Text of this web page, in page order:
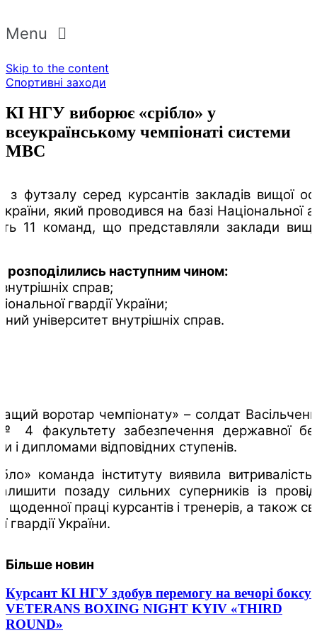
Menu
Skip to the content
Спортивні заходи
КІ НГУ виборює «срібло» у
всеукраїнському чемпіонаті системи
МВС
з футзалу серед курсантів закладів вищої
який проводився на базі Національної
11 команд, що представляли заклади
розподілились наступним чином:
справ;
гвардії України;
університет внутрішніх справ.
воротар чемпіонату» – солдат
4 факультету забезпечення державної
і дипломами відповідних ступенів.
команда інституту виявила
позаду сильних суперників із
щоденної праці курсантів і тренерів, а також
гвардії України.
Більше новин
Курсант КІ НГУ здобув перемогу на вечорі боксу
VETERANS BOXING NIGHT KYIV «THIRD
ROUND»